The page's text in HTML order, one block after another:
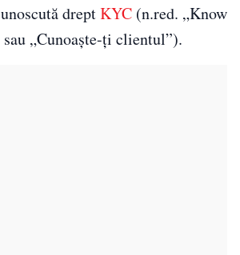
dreptKYC (n.red. „Know
„Cunoaște-ți clientul”).